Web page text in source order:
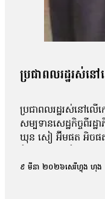
ប្រជាពលរដ្ឋរស់ន
ប្រជាពលរដ្ឋរស់នៅលើ
សម្បទានសេដ្ឋកិច្ចពីរ
ឃុន សៀ អ៊ីមផត អិចផត
ក្រហមមក។ លោកបន្ថែ
៩ មីនា ២០២៦សេរីហ្វុង ហុង